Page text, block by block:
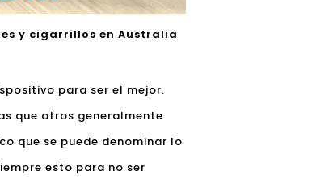
y cigarrillos en Australia
para ser el mejor.
que otros generalmente
que se puede denominar lo
esto para no ser